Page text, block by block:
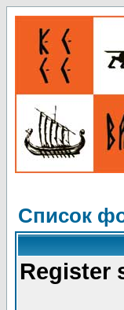
Список
Register